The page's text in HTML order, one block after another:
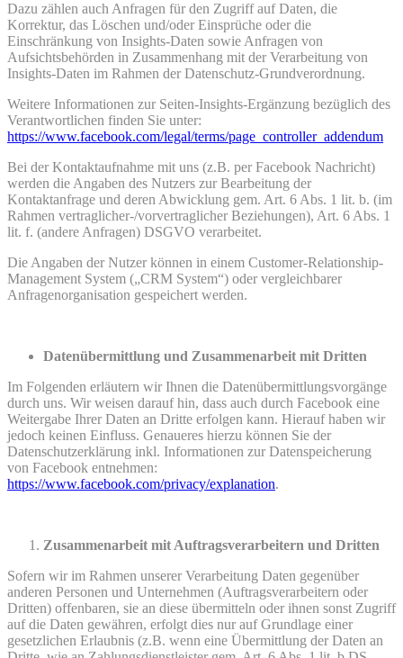
Dazu zählen auch Anfragen für den Zugriff auf Daten, die
Korrektur, das Löschen und/oder Einsprüche oder die
Einschränkung von Insights-Daten sowie Anfragen von
Aufsichtsbehörden in Zusammenhang mit der Verarbeitung von
Insights-Daten im Rahmen der Datenschutz-Grundverordnung.
Weitere Informationen zur Seiten-Insights-Ergänzung bezüglich des
Verantwortlichen finden Sie unter:
https://www.facebook.com/legal/terms/page_controller_addendum
Bei der Kontaktaufnahme mit uns (z.B. per Facebook Nachricht)
werden die Angaben des Nutzers zur Bearbeitung der
Kontaktanfrage und deren Abwicklung gem. Art. 6 Abs. 1 lit. b. (im
Rahmen vertraglicher-/vorvertraglicher Beziehungen), Art. 6 Abs. 1
lit. f. (andere Anfragen) DSGVO verarbeitet.
Die Angaben der Nutzer können in einem Customer-Relationship-
Management System („CRM System“) oder vergleichbarer
Anfragenorganisation gespeichert werden.
Datenübermittlung und Zusammenarbeit mit Dritten
Im Folgenden erläutern wir Ihnen die Datenübermittlungsvorgänge
durch uns. Wir weisen darauf hin, dass auch durch Facebook eine
Weitergabe Ihrer Daten an Dritte erfolgen kann. Hierauf haben wir
jedoch keinen Einfluss. Genaueres hierzu können Sie der
Datenschutzerklärung inkl. Informationen zur Datenspeicherung
von Facebook entnehmen:
https://www.facebook.com/privacy/explanation.
Zusammenarbeit mit Auftragsverarbeitern und Dritten
Sofern wir im Rahmen unserer Verarbeitung Daten gegenüber
anderen Personen und Unternehmen (Auftragsverarbeitern oder
Dritten) offenbaren, sie an diese übermitteln oder ihnen sonst Zugriff
auf die Daten gewähren, erfolgt dies nur auf Grundlage einer
gesetzlichen Erlaubnis (z.B. wenn eine Übermittlung der Daten an